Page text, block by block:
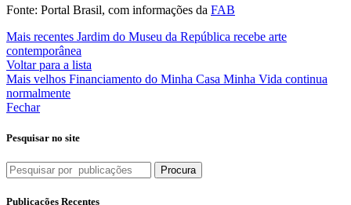
Fonte: Portal Brasil, com informações da FAB
Mais recentes Jardim do Museu da República recebe arte
contemporânea
Voltar para a lista
Mais velhos Financiamento do Minha Casa Minha Vida continua
normalmente
Fechar
Pesquisar no site
Procura
Publicações Recentes